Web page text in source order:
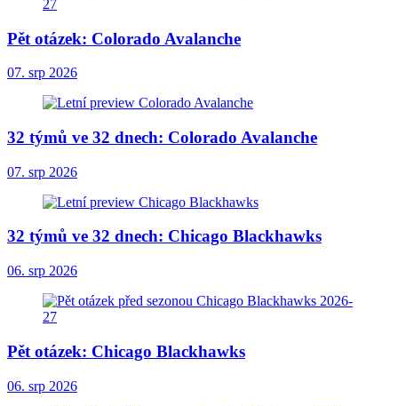
Pět otázek: Colorado Avalanche
07. srp 2026
32 týmů ve 32 dnech: Colorado Avalanche
07. srp 2026
32 týmů ve 32 dnech: Chicago Blackhawks
06. srp 2026
Pět otázek: Chicago Blackhawks
06. srp 2026